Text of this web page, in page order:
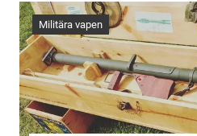
om
ny
teknik
Militära vapen